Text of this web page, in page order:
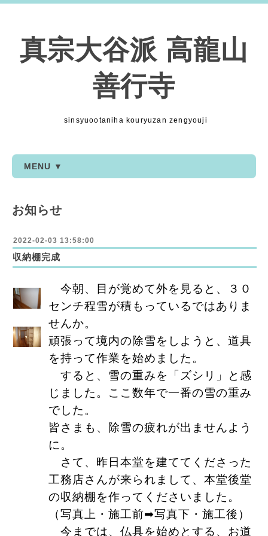
真宗大谷派 高龍山
善行寺
sinsyuootaniha kouryuzan zengyouji
MENU ▼
お知らせ
2022-02-03 13:58:00
収納棚完成
今朝、目が覚めて外を見ると、３０
センチ程雪が積もっているではありま
せんか。
頑張って境内の除雪をしようと、道具
を持って作業を始めました。
すると、雪の重みを「ズシリ」と感
じました。ここ数年で一番の雪の重み
でした。
皆さまも、除雪の疲れが出ませんよう
に。
さて、昨日本堂を建ててくださった
工務店さんが来られまして、本堂後堂
の収納棚を作ってくださいました。
（写真上・施工前➡写真下・施工後）
今までは、仏具を始めとする、お道